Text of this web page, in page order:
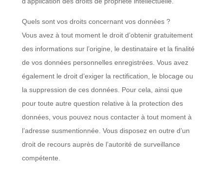
Quels sont vos droits concernant vos données ?
Vous avez à tout moment le droit d’obtenir gratuitement
des informations sur l’origine, le destinataire et la finalité
de vos données personnelles enregistrées. Vous avez
également le droit d’exiger la rectification, le blocage ou
la suppression de ces données. Pour cela, ainsi que
pour toute autre question relative à la protection des
données, vous pouvez nous contacter à tout moment à
l’adresse susmentionnée. Vous disposez en outre d’un
droit de recours auprès de l’autorité de surveillance
compétente.